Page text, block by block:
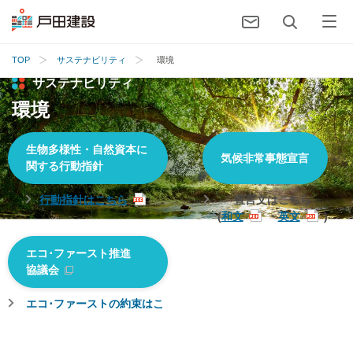
TOP サステナビリティ 環境
サステナビリティ
環境
生物多様性・自然資本に
関する行動指針
行動指針はこちら
気候非常事態宣言
宣言文はこちら
(和文 ・英文 )
エコ･ファースト推進
協議会
エコ･ファーストの約束はこ